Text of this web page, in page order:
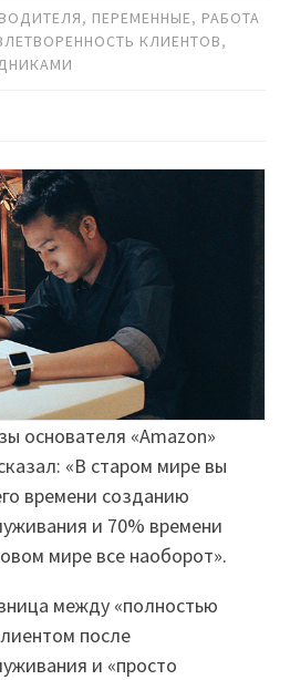
, ПЕРЕМЕННЫЕ, РАБОТА
КЛИЕНТОВ,
основателя «Amazon»
«В старом мире вы
времени созданию
и 70% времени
мире все наоборот».
между «полностью
после
и «просто